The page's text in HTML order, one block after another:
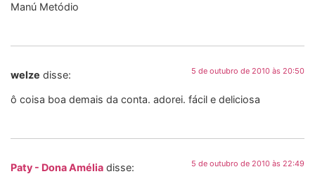
Manú Metódio
welze disse: 5 de outubro de 2010 às 20:50
ô coisa boa demais da conta. adorei. fácil e deliciosa
Paty - Dona Amélia disse: 5 de outubro de 2010 às 22:49